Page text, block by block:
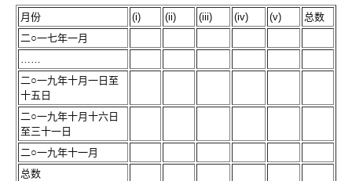
月份 (i) (ii) (iii) (iv) (v)
总数
二○一七年一月
……
二○一九年十月一日至
十五日
二○一九年十月十六日
至三十一日
二○一九年十一月
总数